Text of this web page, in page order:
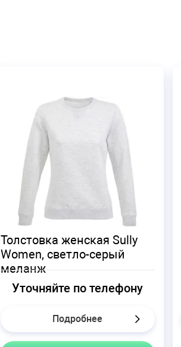
Толстовка женская Sully
Women, светло-серый
меланж
Уточняйте по телефону
Подробнее